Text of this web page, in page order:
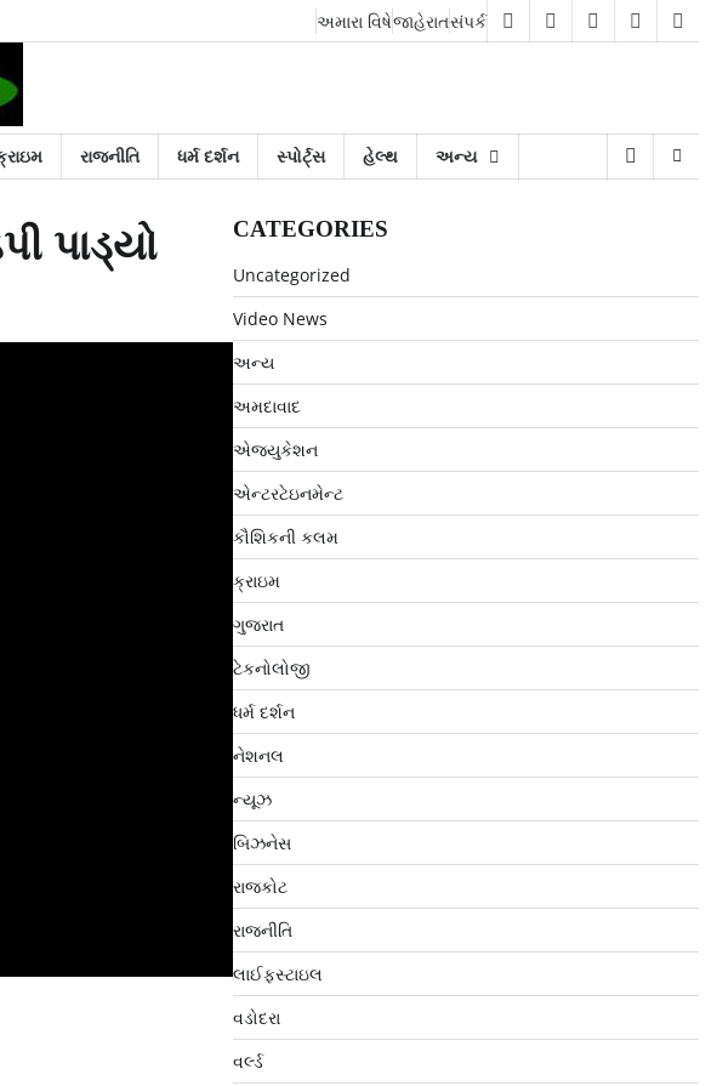
અમારા વિષેજાહેરાતસંપર્ક facebook
twitterinstagram
twitter
રાજનીતિ ધર્મ દર્શન સ્પોર્ટ્સ હેલ્થ અન્ય
પાડ્યો CATEGORIES
Uncategorized
Video News
અન્ય
અમદાવાદ
એજ્યુકેશન
એન્ટરટેઇનમેન્ટ
કૌશિકની કલમ
ક્રાઇમ
ગુજરાત
ટેકનોલોજી
ધર્મ દર્શન
નેશનલ
ન્યૂઝ
બિઝનેસ
રાજકોટ
રાજનીતિ
લાઈફસ્ટાઇલ
વડોદરા
વર્લ્ડ